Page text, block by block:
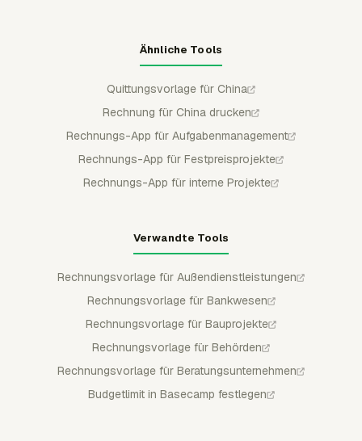
Ähnliche Tools
Quittungsvorlage für China
Rechnung für China drucken
Rechnungs-App für Aufgabenmanagement
Rechnungs-App für Festpreisprojekte
Rechnungs-App für interne Projekte
Verwandte Tools
Rechnungsvorlage für Außendienstleistungen
Rechnungsvorlage für Bankwesen
Rechnungsvorlage für Bauprojekte
Rechnungsvorlage für Behörden
Rechnungsvorlage für Beratungsunternehmen
Budgetlimit in Basecamp festlegen